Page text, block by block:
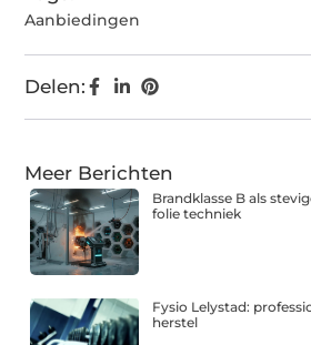
Aanbiedingen
Delen:
Meer Berichten
Brandklasse B als
folie techniek
Fysio Lelystad:
herstel